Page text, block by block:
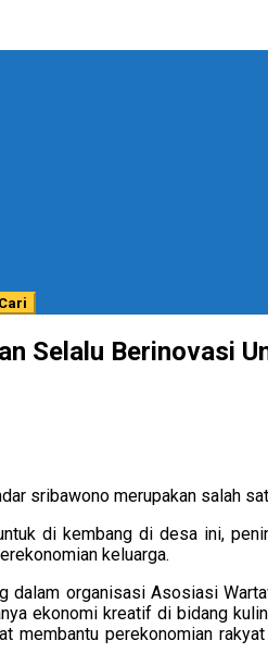
Selalu Berinovasi
sribawono merupakan salah
di kembang di desa ini,
keluarga.
dalam organisasi Asosiasi
ekonomi kreatif di bidang
membantu perekonomian